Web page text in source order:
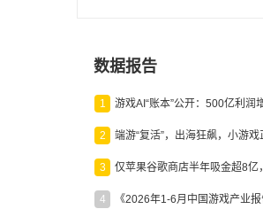
数据报告
1
2
3
4 《2026年1-6月中国游戏产业